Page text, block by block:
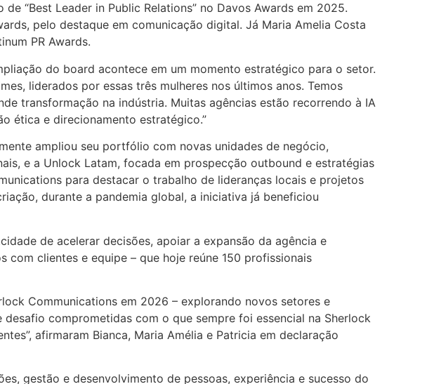
“Best Leader in Public Relations” no Davos Awards em 2025.
pelo destaque em comunicação digital. Já Maria Amelia Costa
PR Awards.
do board acontece em um momento estratégico para o setor.
liderados por essas três mulheres nos últimos anos. Temos
transformação na indústria. Muitas agências estão recorrendo à IA
ética e direcionamento estratégico.”
ampliou seu portfólio com novas unidades de negócio,
e a Unlock Latam, focada em prospecção outbound e estratégias
para destacar o trabalho de lideranças locais e projetos
durante a pandemia global, a iniciativa já beneficiou
de acelerar decisões, apoiar a expansão da agência e
clientes e equipe – que hoje reúne 150 profissionais
Communications em 2026 – explorando novos setores e
comprometidas com o que sempre foi essencial na Sherlock
afirmaram Bianca, Maria Amélia e Patricia em declaração
gestão e desenvolvimento de pessoas, experiência e sucesso do